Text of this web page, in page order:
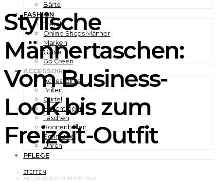
Bärte
FASHION
Trends
Online Shops Männer
Marken
Guide
Go Green
ACCESSOIRES
Accessoires
Brillen
Gürtel
Hosenträger
Taschen
Sonnenbrillen
Schmuck
Uhren
PFLEGE
Stylische
Männertaschen:
Vom Business-
Look bis zum
Freizeit-Outfit
STEFFEN
AKTUALISIERT: 9. MÄRZ 2023